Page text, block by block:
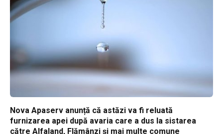
Nova Apaserv anunță că astăzi va fi reluată
furnizarea apei după avaria care a dus la sistarea
către Alfaland, Flămânzi și mai multe comune